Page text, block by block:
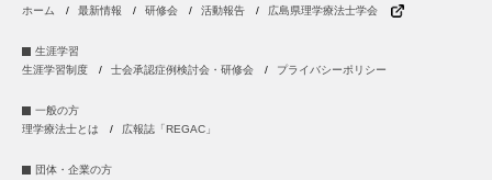
ホーム 最新情報 研修会 活動報告 広島県理学療法士学会
生涯学習
生涯学習制度
士会承認症例検討会・研修会 プライバシーポリシー
一般の方
理学療法士とは
広報誌「REGAC」
団体・企業の方